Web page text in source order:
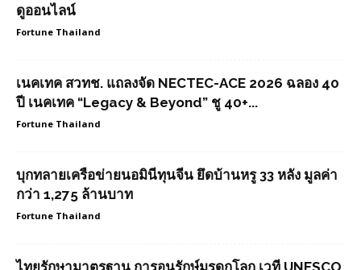
ดูออนไลน์
Fortune Thailand
เนคเทค สวทช. แถลงจัด NECTEC-ACE 2026 ฉลอง 40
ปี เนคเทค “Legacy & Beyond” ชู 40+...
Fortune Thailand
บุกทลายเครือข่ายนอมินีทุนจีน ยึดบ้านหรู 33 หลัง มูลค่า
กว่า 1,275 ล้านบาท
Fortune Thailand
ไทยรักษามาตรฐาน การอนุรักษ์มรดกโลก เวที UNESCO